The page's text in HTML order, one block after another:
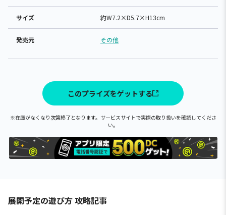
サイズ 約W7.2×D5.7×H13cm
発売元 その他
このプライズをゲットする
※在庫がなくなり次第終了となります。サービスサイトで実際の取り扱いを確認してくださ
い。
展開予定の遊び方 攻略記事